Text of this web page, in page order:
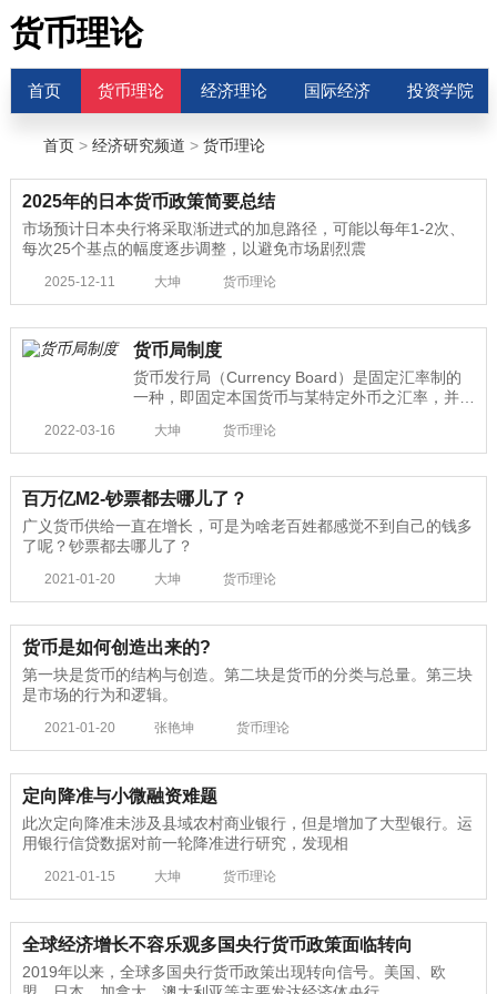
货币理论
首页 货币理论 经济理论 国际经济 投资学院
首页> 经济研究频道 > 货币理论
2025年的日本货币政策简要总结
市场预计日本央行将采取渐进式的加息路径，可能以每年1-2次、
每次25个基点的幅度逐步调整，以避免市场剧烈震
2025-12-11 大坤 货币理论
货币局制度
货币发行局（Currency Board）是固定汇率制的
一种，即固定本国货币与某特定外币之汇率，并严
2022-03-16 大坤 货币理论
百万亿M2-钞票都去哪儿了？
广义货币供给一直在增长，可是为啥老百姓都感觉不到自己的钱多
了呢？钞票都去哪儿了？
2021-01-20 大坤 货币理论
货币是如何创造出来的?
第一块是货币的结构与创造。第二块是货币的分类与总量。第三块
是市场的行为和逻辑。
2021-01-20 张艳坤 货币理论
定向降准与小微融资难题
此次定向降准未涉及县域农村商业银行，但是增加了大型银行。运
用银行信贷数据对前一轮降准进行研究，发现相
2021-01-15 大坤 货币理论
全球经济增长不容乐观多国央行货币政策面临转向
2019年以来，全球多国央行货币政策出现转向信号。美国、欧